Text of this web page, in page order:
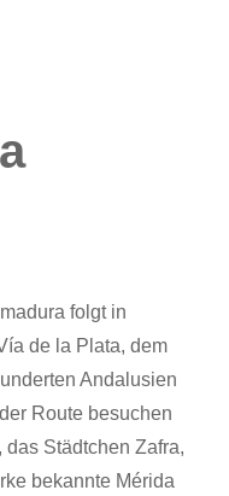
folgt in
de la Plata, dem
Andalusien
Route besuchen
Städtchen Zafra,
bekannte Mérida